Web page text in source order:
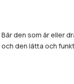
den som är eller
den lätta och